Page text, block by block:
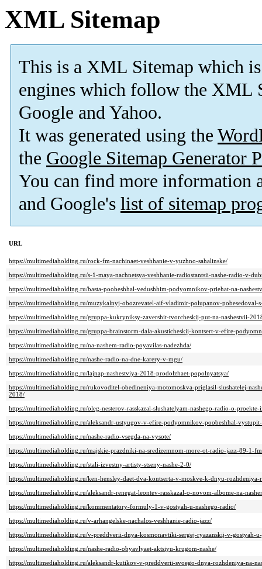
XML Sitemap
This is a XML Sitemap which is
engines which follow the XML
Google and Yahoo.
It was generated using the
the Google Sitemap Generator
You can find more information
and Google's list of sitemap
URL
https://multimediaholding.ru/rock-fm-nachinaet-veshhanie-v-yuzhno-sahalinske/
https://multimediaholding.ru/s-1-maya-nachnetsya-veshhanie-radiostantsii-nashe-radio-v-
https://multimediaholding.ru/basta-poobeshhal-vedushhim-podyomnikov-priehat-na-
https://multimediaholding.ru/muzykalnyj-obozrevatel-aif-vladimir-polupanov-pobesedoval-
https://multimediaholding.ru/gruppa-kukryniksy-zavershit-tvorcheskij-put-na-nashestvii-
https://multimediaholding.ru/gruppa-brainstorm-dala-akusticheskij-kontsert-v-efire-
https://multimediaholding.ru/na-nashem-radio-poyavilas-nadezhda/
https://multimediaholding.ru/nashe-radio-na-dne-karery-v-mgu/
https://multimediaholding.ru/lajnap-nashestviya-2018-prodolzhaet-popolnyatsya/
https://multimediaholding.ru/rukovoditel-obedineniya-motomoskva-priglasil-slushatelej-
2018/
https://multimediaholding.ru/oleg-nesterov-rasskazal-slushatelyam-nashego-radio-o-
https://multimediaholding.ru/aleksandr-ustyugov-v-efire-podyomnikov-poobeshhal-
https://multimediaholding.ru/nashe-radio-vsegda-na-vysote/
https://multimediaholding.ru/majskie-prazdniki-na-sredizemnom-more-ot-radio-jazz-89-1-
https://multimediaholding.ru/stali-izvestny-artisty-stseny-nashe-2-0/
https://multimediaholding.ru/ken-hensley-daet-dva-kontserta-v-moskve-k-dnyu-
https://multimediaholding.ru/aleksandr-renegat-leontev-rasskazal-o-novom-albome-na-
https://multimediaholding.ru/kommentatory-formuly-1-v-gostyah-u-nashego-radio/
https://multimediaholding.ru/v-arhangelske-nachalos-veshhanie-radio-jazz/
https://multimediaholding.ru/v-preddverii-dnya-kosmonavtiki-sergej-ryazanskij-v-gostyah-
https://multimediaholding.ru/nashe-radio-obyavlyaet-aktsiyu-krugom-nashe/
https://multimediaholding.ru/aleksandr-kutikov-v-preddverii-svoego-dnya-rozhdeniya-na-